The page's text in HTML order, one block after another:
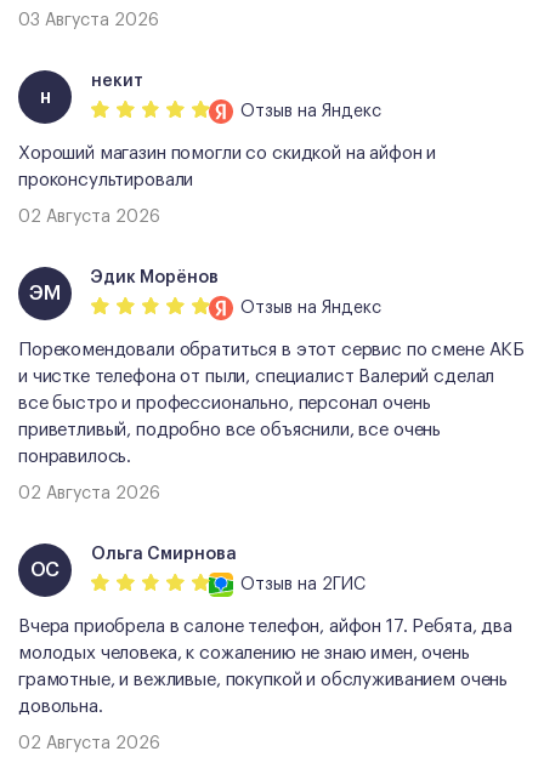
03 Августа 2026
н
некит
Отзыв на Яндекс
Хороший магазин помогли со скидкой на айфон и
проконсультировали
02 Августа 2026
ЭМ
Эдик Морёнов
Отзыв на Яндекс
Порекомендовали обратиться в этот сервис по смене АКБ
и чистке телефона от пыли, специалист Валерий сделал
все быстро и профессионально, персонал очень
приветливый, подробно все объяснили, все очень
понравилось.
02 Августа 2026
ОС
Ольга Смирнова
Отзыв на 2ГИС
Вчера приобрела в салоне телефон, айфон 17. Ребята, два
молодых человека, к сожалению не знаю имен, очень
грамотные, и вежливые, покупкой и обслуживанием очень
довольна.
02 Августа 2026